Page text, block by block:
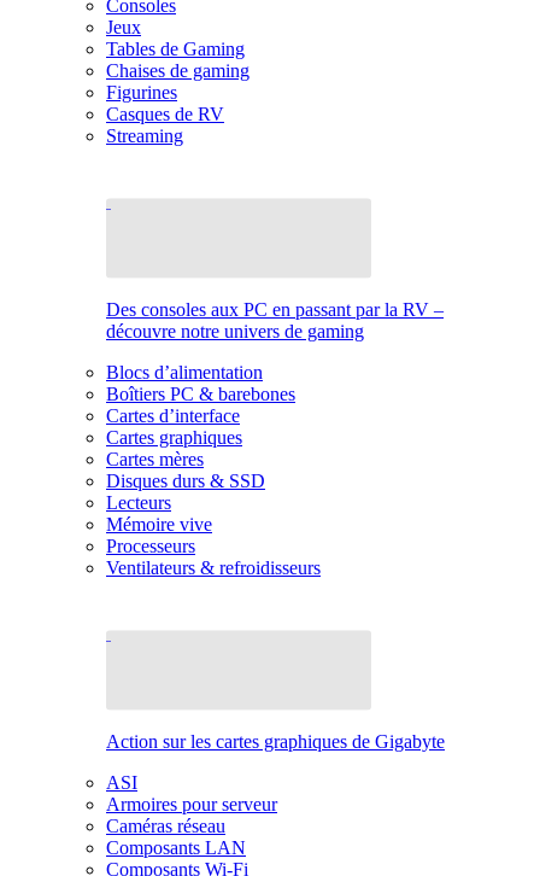
Consoles
Jeux
Tables de Gaming
Chaises de gaming
Figurines
Casques de RV
Streaming
Des consoles aux PC en passant par la RV –
découvre notre univers de gaming
Blocs d’alimentation
Boîtiers PC & barebones
Cartes d’interface
Cartes graphiques
Cartes mères
Disques durs & SSD
Lecteurs
Mémoire vive
Processeurs
Ventilateurs & refroidisseurs
Action sur les cartes graphiques de Gigabyte
ASI
Armoires pour serveur
Caméras réseau
Composants LAN
Composants Wi-Fi